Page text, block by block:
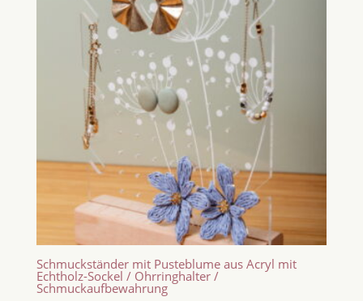
Schmuckständer mit Pusteblume aus Acryl mit
Echtholz-Sockel / Ohrringhalter /
Schmuckaufbewahrung